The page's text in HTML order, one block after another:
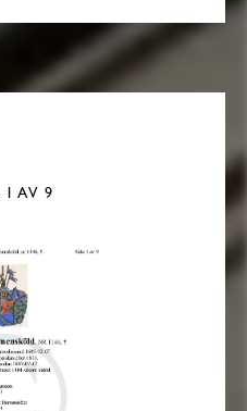
1 AV 9